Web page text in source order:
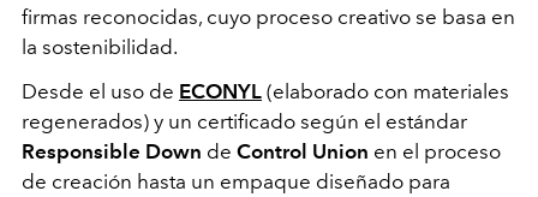
firmas reconocidas, cuyo proceso creativo se basa en
la sostenibilidad.
Desde el uso de ECONYL (elaborado con materiales
regenerados) y un certificado según el estándar
Responsible Down de Control Union en el proceso
de creación hasta un empaque diseñado para